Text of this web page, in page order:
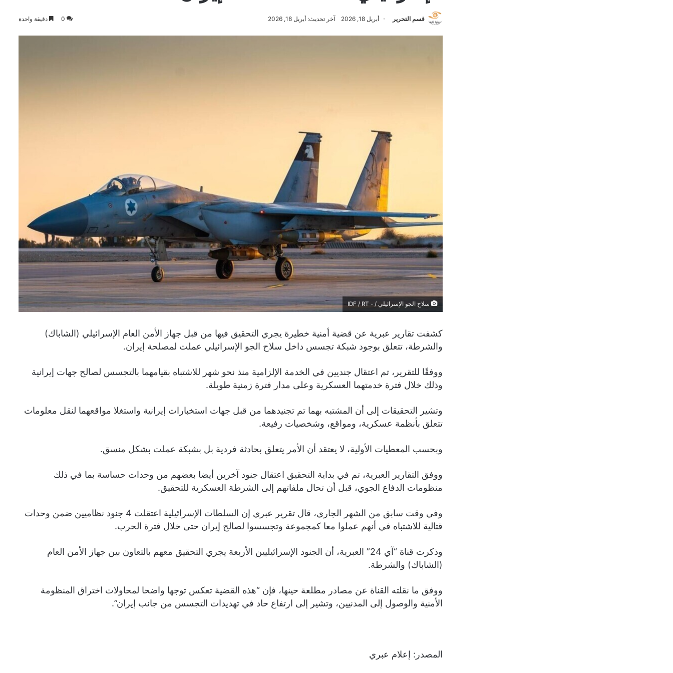
قسم التحرير أبريل 18, 2026 آخر تحديث: أبريل 18, 2026 0 دقيقة واحدة
سلاح الجو الإسرائيلي / - IDF / RT
كشفت تقارير عبرية عن قضية أمنية خطيرة يجري التحقيق فيها من قبل جهاز الأمن العام الإسرائيلي (الشاباك)
والشرطة، تتعلق بوجود شبكة تجسس داخل سلاح الجو الإسرائيلي عملت لمصلحة إيران.
ووفقًا للتقرير، تم اعتقال جنديين في الخدمة الإلزامية منذ نحو شهر للاشتباه بقيامهما بالتجسس لصالح جهات إيرانية
وذلك خلال فترة خدمتهما العسكرية وعلى مدار فترة زمنية طويلة.
وتشير التحقيقات إلى أن المشتبه بهما تم تجنيدهما من قبل جهات استخبارات إيرانية واستغلا مواقعهما لنقل معلومات
تتعلق بأنظمة عسكرية، ومواقع، وشخصيات رفيعة.
وبحسب المعطيات الأولية، لا يعتقد أن الأمر يتعلق بحادثة فردية بل بشبكة عملت بشكل منسق.
ووفق التقارير العبرية، تم في بداية التحقيق اعتقال جنود آخرين أيضا بعضهم من وحدات حساسة بما في ذلك
منظومات الدفاع الجوي، قبل أن تحال ملفاتهم إلى الشرطة العسكرية للتحقيق.
وفي وقت سابق من الشهر الجاري، قال تقرير عبري إن السلطات الإسرائيلية اعتقلت 4 جنود نظاميين ضمن وحدات
قتالية للاشتباه في أنهم عملوا معا كمجموعة وتجسسوا لصالح إيران حتى خلال فترة الحرب.
وذكرت قناة “آي 24” العبرية، أن الجنود الإسرائيليين الأربعة يجري التحقيق معهم بالتعاون بين جهاز الأمن العام
(الشاباك) والشرطة.
ووفق ما نقلته القناة عن مصادر مطلعة حينها، فإن “هذه القضية تعكس توجها واضحا لمحاولات اختراق المنظومة
الأمنية والوصول إلى المدنيين، وتشير إلى ارتفاع حاد في تهديدات التجسس من جانب إيران”.
المصدر: إعلام عبري